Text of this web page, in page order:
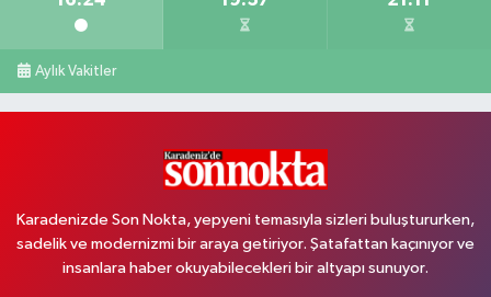
Aylık Vakitler
Karadenizde Son Nokta, yepyeni temasıyla sizleri buluştururken,
sadelik ve modernizmi bir araya getiriyor. Şatafattan kaçınıyor ve
insanlara haber okuyabilecekleri bir altyapı sunuyor.